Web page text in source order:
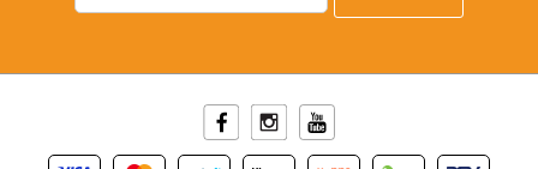
FacebookInstagramYoutube